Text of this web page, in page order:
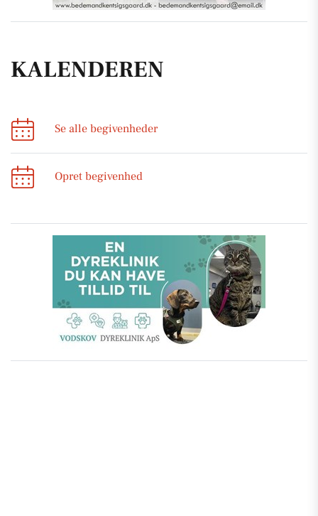
KALENDEREN
Se alle begivenheder
Opret begivenhed